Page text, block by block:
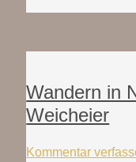
Wandern in
Weicheier
Kommentar